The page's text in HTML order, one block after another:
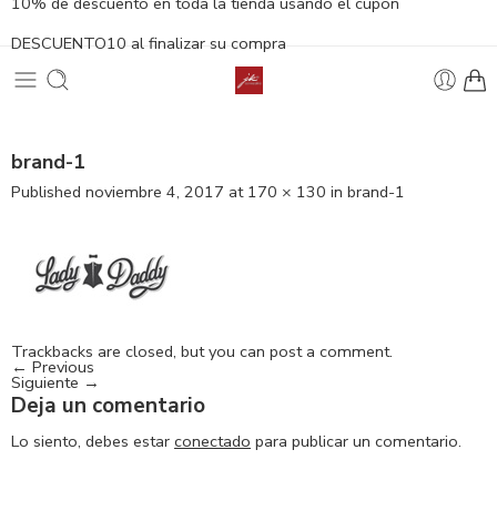
DESCUENTO10 al finalizar su compra
brand-1
Published noviembre 4, 2017 at 170 × 130 in brand-1
Trackbacks are closed, but you can post a comment.
← Previous
Siguiente →
Deja un comentario
Lo siento, debes estar conectado para publicar un comentario.